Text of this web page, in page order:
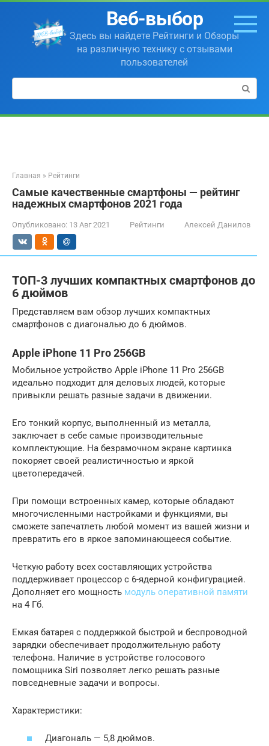
Перейти
контенту
Веб-выбор
Здесь вы найдете Рейтинги и Обзоры
на различную технику с отзывами
пользователей
Поиск:
Главная » Рейтинги
Самые качественные смартфоны — рейтинг
надежных смартфонов 2021 года
Опубликовано: 13 Авг 2021 Рейтинги Алексей Данилов
ТОП-3 лучших компактных смартфонов до
6 дюймов
Представляем вам обзор лучших компактных
смартфонов с диагональю до 6 дюймов.
Apple iPhone 11 Pro 256GB
Мобильное устройство Apple iPhone 11 Pro 256GB
идеально подходит для деловых людей, которые
привыкли решать разные задачи в движении.
Его тонкий корпус, выполненный из металла,
заключает в себе самые производительные
комплектующие. На безрамочном экране картинка
покоряет своей реалистичностью и яркой
цветопередачей.
При помощи встроенных камер, которые обладают
многочисленными настройками и функциями, вы
сможете запечатлеть любой момент из вашей жизни и
превратить его в яркое запоминающееся событие.
Четкую работу всех составляющих устройства
поддерживает процессор с 6-ядерной конфигурацией.
Дополняет его мощность модуль оперативной памяти
на 4 Гб.
Емкая батарея с поддержкой быстрой и беспроводной
зарядки обеспечивает продолжительную работу
телефона. Наличие в устройстве голосового
помощника Siri позволяет легко решать разные
повседневные задачи и вопросы.
Характеристики:
Диагональ — 5,8 дюймов.